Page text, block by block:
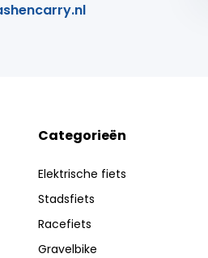
Categorieën
Elektrische fiets
Stadsfiets
Racefiets
Gravelbike